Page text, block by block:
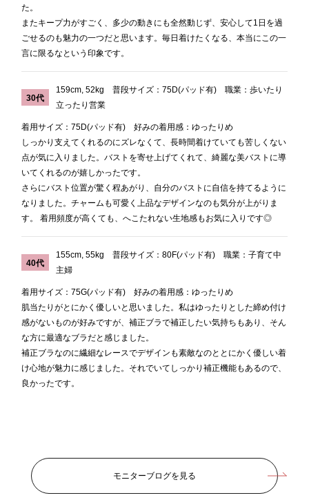
た。
またキープ力がすごく、多少の動きにも全然動じず、安心して1日を過
ごせるのも魅力の一つだと思います。毎日着けたくなる、本当にこの一
言に限るなという印象です。
30代
159cm, 52kg 普段サイズ：75D(パッド有) 職業：歩いたり
立ったり営業
着用サイズ：75D(パッド有) 好みの着用感：ゆったりめ
しっかり支えてくれるのにズレなくて、長時間着けていても苦しくない
点が気に入りました。バストを寄せ上げてくれて、綺麗な美バストに導
いてくれるのが嬉しかったです。
さらにバスト位置が驚く程あがり、自分のバストに自信を持てるように
なりました。チャームも可愛く上品なデザインなのも気分が上がりま
す。 着用頻度が高くても、へこたれない生地感もお気に入りです◎
40代
155cm, 55kg 普段サイズ：80F(パッド有) 職業：子育て中
主婦
着用サイズ：75G(パッド有) 好みの着用感：ゆったりめ
肌当たりがとにかく優しいと思いました。私はゆったりとした締め付け
感がないものが好みですが、補正ブラで補正したい気持ちもあり、そん
な方に最適なブラだと感じました。
補正ブラなのに繊細なレースでデザインも素敵なのととにかく優しい着
け心地が魅力に感じました。それでいてしっかり補正機能もあるので、
良かったです。
モニターブログを見る